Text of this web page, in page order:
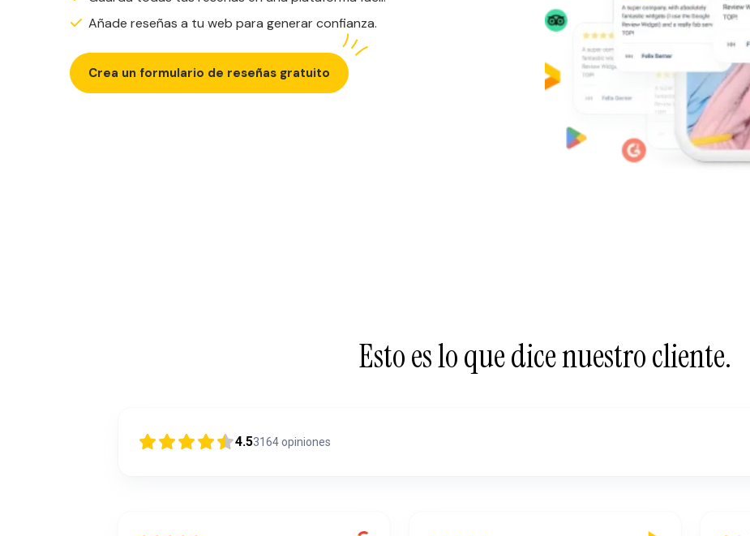
Añade reseñas a tu web para generar confianza.
Crea un formulario de reseñas gratuito
Esto es lo que dice nuestro cliente.
4.53164opiniones